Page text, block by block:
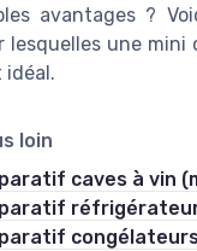
avantages ?
lesquelles une
idéal.
loin
caves à vin